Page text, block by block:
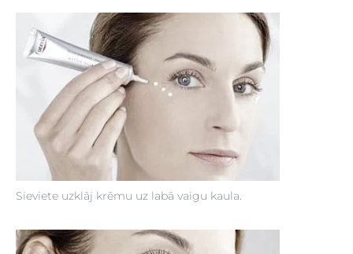
Sieviete uzklāj krēmu uz labā vaigu kaula.